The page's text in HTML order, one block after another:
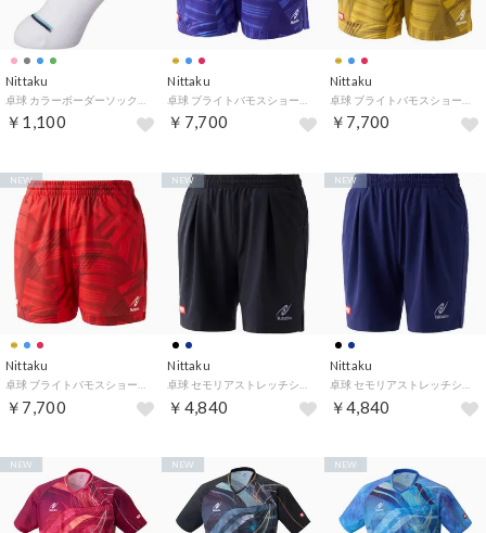
Nittaku
￥1,100
Nittaku
￥7,700
Nittaku
￥7,700
Nittaku
￥7,700
NEW
Nittaku
￥4,840
NEW
Nittaku
￥4,840
NEW
NEW NEW NEW